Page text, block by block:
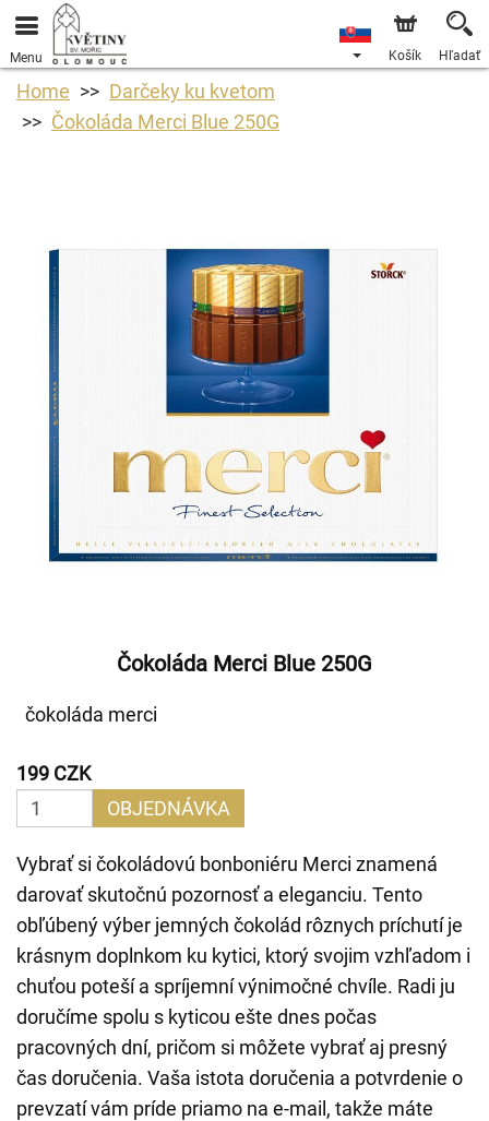
Menu Košík Hľadať
Home
Darčeky ku kvetom
Čokoláda Merci Blue 250G
Čokoláda Merci Blue 250G
čokoláda merci
199 CZK
OBJEDNÁVKA
Vybrať si čokoládovú bonboniéru Merci znamená
darovať skutočnú pozornosť a eleganciu. Tento
obľúbený výber jemných čokolád rôznych príchutí je
krásnym doplnkom ku kytici, ktorý svojim vzhľadom i
chuťou poteší a spríjemní výnimočné chvíle. Radi ju
doručíme spolu s kyticou ešte dnes počas
pracovných dní, pričom si môžete vybrať aj presný
čas doručenia. Vaša istota doručenia a potvrdenie o
prevzatí vám príde priamo na e-mail, takže máte